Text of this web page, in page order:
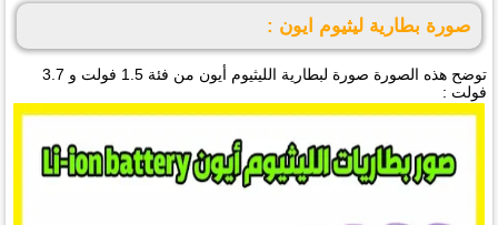
صورة بطارية ليثيوم ايون :
توضح هذه الصورة صورة لبطارية الليثيوم أيون من فئة 1.5 فولت و 3.7
فولت :